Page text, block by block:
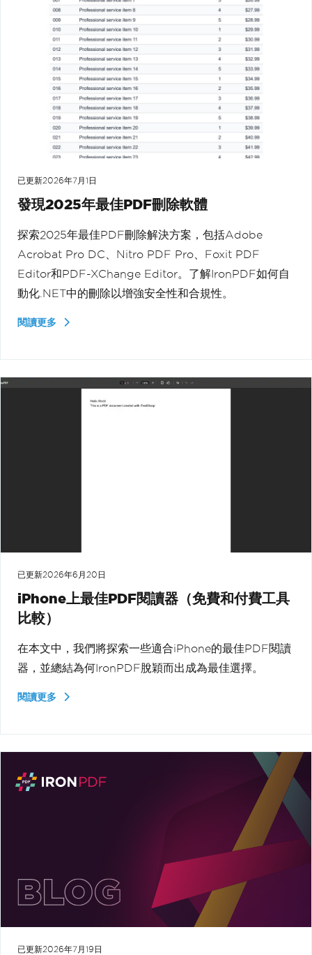
已更新2026年7月1日
發現2025年最佳PDF刪除軟體
探索2025年最佳PDF刪除解決方案，包括Adobe
Acrobat Pro DC、Nitro PDF Pro、Foxit PDF
Editor和PDF-XChange Editor。了解IronPDF如何自
動化.NET中的刪除以增強安全性和合規性。
閱讀更多
已更新2026年6月20日
iPhone上最佳PDF閱讀器（免費和付費工具
比較）
在本文中，我們將探索一些適合iPhone的最佳PDF閱讀
器，並總結為何IronPDF脫穎而出成為最佳選擇。
閱讀更多
已更新2026年7月19日